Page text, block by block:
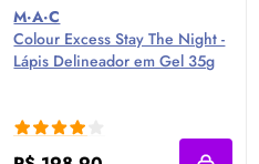
M·A·C
Colour Excess Stay The Night -
Lápis Delineador em Gel 35g